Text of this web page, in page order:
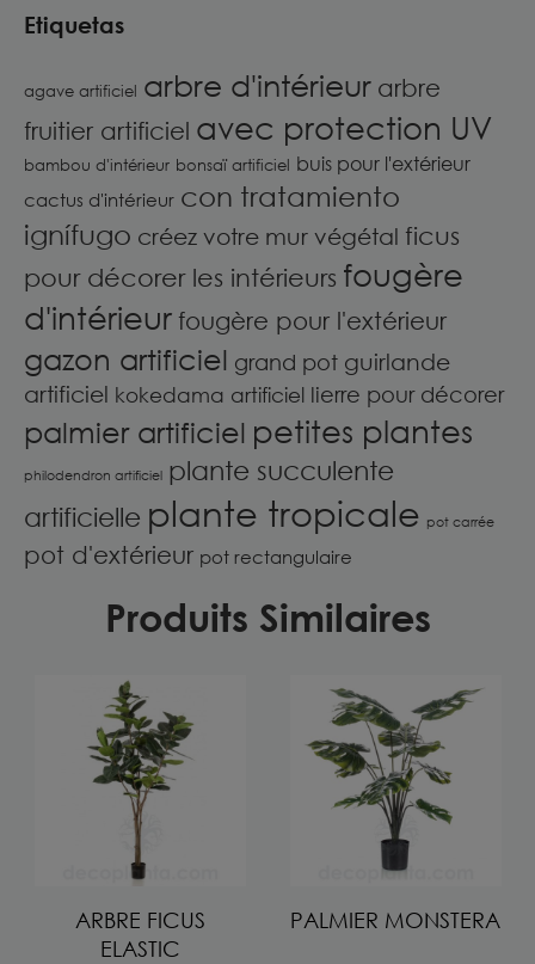
Etiquetas
agave artificiel arbre d'intérieur arbre
fruitier artificiel avec protection UV
bambou d'intérieur bonsaï artificiel buis pour l'extérieur
cactus d'intérieur con tratamiento
ignífugo créez votre mur végétal ficus
pour décorer les intérieurs fougère
d'intérieur fougère pour l'extérieur
gazon artificiel grand pot guirlande
artificiel kokedama artificiel lierre pour décorer
palmier artificiel petites plantes
philodendron artificiel plante succulente
artificielle plante tropicale pot carrée
pot d'extérieur pot rectangulaire
Produits Similaires
ARBRE FICUS
ELASTIC
PALMIER MONSTERA